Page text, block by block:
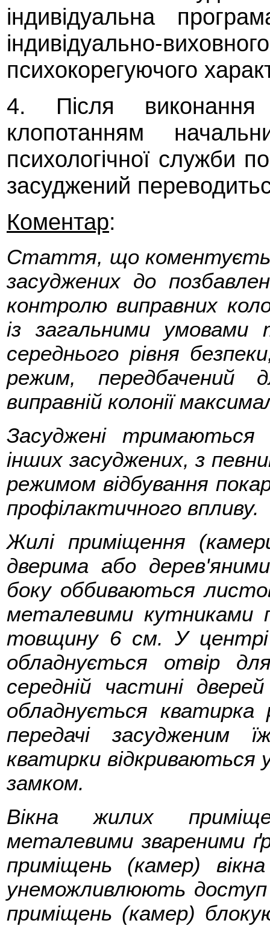
індивідуальна
індивідуально-
психокорегуючого
4. Після виконання
клопотанням
психологічної служби
засуджений
Коментар:
Стаття, що
засуджених до
контролю виправних
із загальними умовами
середнього рівня
режим, передбачений
виправній колонії
Засуджені тримаються
інших засуджених, з
режимом відбування
профілактичного впливу.
Жилі приміщення
дверима або
боку оббиваються
металевими кутниками
товщину 6 см. У
обладнується отвір
середній частині
обладнується
передачі засудженим
кватирки відкриваються
замком.
Вікна жилих
металевими звареними
приміщень (камер)
унеможливлюють доступ
приміщень (камер)